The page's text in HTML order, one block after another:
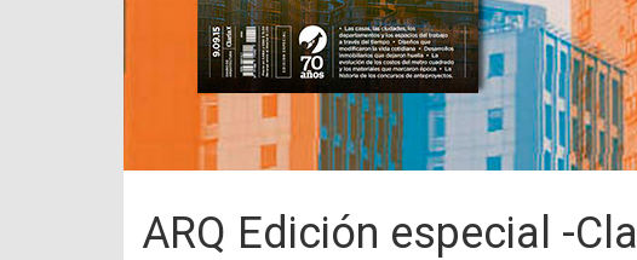
ARQ Edición especial -